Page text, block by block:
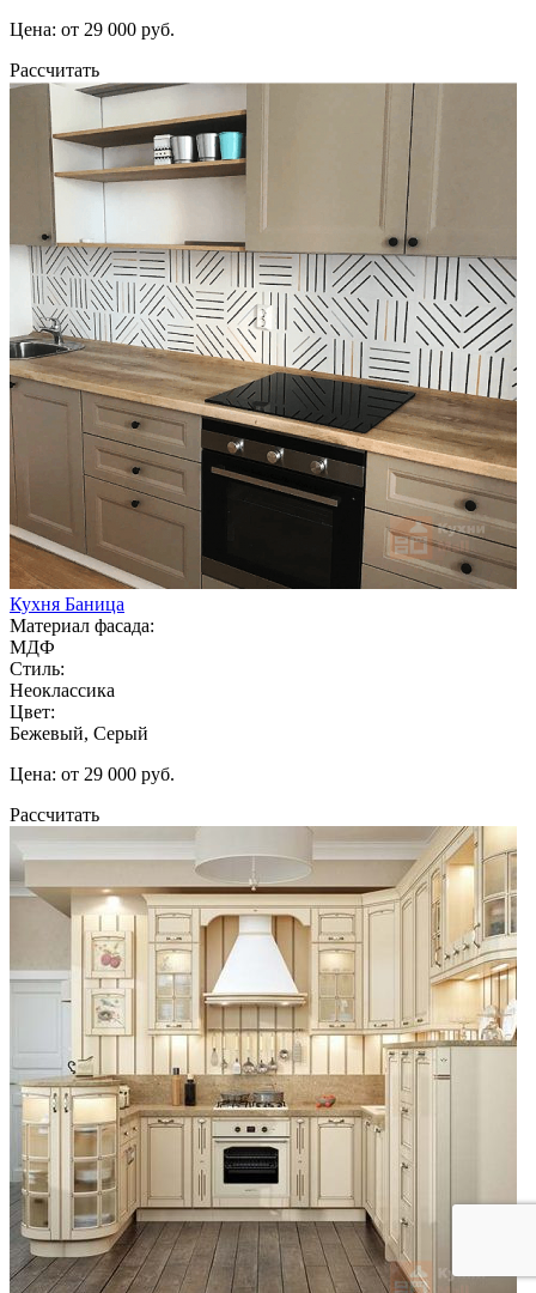
Цена: от 29 000 руб.
Рассчитать
Кухня Баница
Материал фасада:
МДФ
Стиль:
Неоклассика
Цвет:
Бежевый, Серый
Цена: от 29 000 руб.
Рассчитать